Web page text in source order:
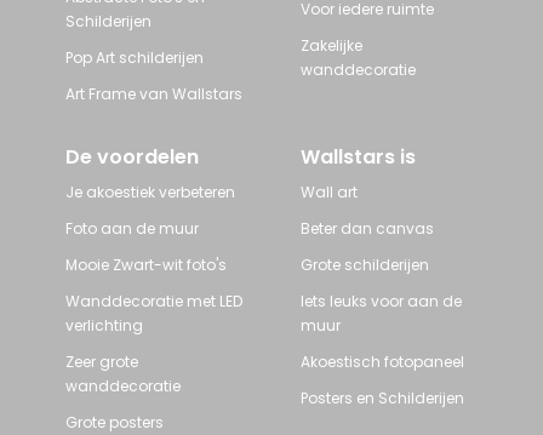
Schilderijen
Pop Art schilderijen
Art Frame van Wallstars
Voor iedere ruimte
Zakelijke
wanddecoratie
De voordelen
Je akoestiek verbeteren
Foto aan de muur
Mooie Zwart-wit foto's
Wanddecoratie met LED
verlichting
Zeer grote
wanddecoratie
Grote posters
Wallstars is
Wall art
Beter dan canvas
Grote schilderijen
Iets leuks voor aan de
muur
Akoestisch fotopaneel
Posters en Schilderijen